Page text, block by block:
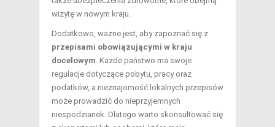
wizytę w nowym kraju.
Dodatkowo, ważne jest, aby zapoznać się z
przepisami obowiązującymi w kraju
docelowym. Każde państwo ma swoje
regulacje dotyczące pobytu, pracy oraz
podatków, a nieznajomość lokalnych przepisów
może prowadzić do nieprzyjemnych
niespodzianek. Dlatego warto skonsultować się